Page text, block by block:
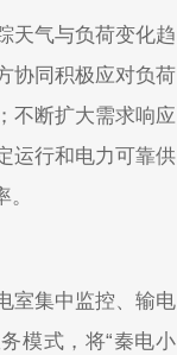
天气与负荷变化趋
协同积极应对负荷
不断扩大需求响应
运行和电力可靠供
室集中监控、输电
模式，将“秦电小